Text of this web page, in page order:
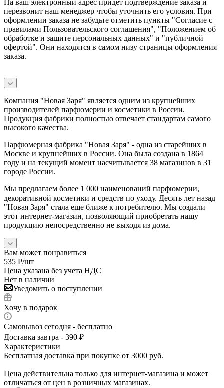
На ваш электронный адрес придет подтверждение заказа и
перезвонит наш менеджер чтобы уточнить его условия. При
оформлении заказа не забудьте отметить пункты "Согласие с
правилами Пользовательского соглашения", "Положением об
обработке и защите персональных данных" и "публичной
офертой". Они находятся в самом низу страницы оформления
заказа.
Компания "Новая Заря" является одним из крупнейших
производителей парфюмерии и косметики в России.
Продукция фабрики полностью отвечает стандартам самого
высокого качества.
Парфюмерная фабрика "Новая Заря" - одна из старейших в
Москве и крупнейших в России. Она была создана в 1864
году и на текущий момент насчитывается 38 магазинов в 31
городе России.
Мы предлагаем более 1 000 наименований парфюмерии,
декоративной косметики и средств по уходу. Десять лет назад
"Новая Заря" стала еще ближе к потребителю. Мы создали
этот интернет-магазин, позволяющий приобретать нашу
продукцию непосредственно не выходя из дома.
Вам может понравиться
535 Р/шт
Цена указана без учета НДС
Нет в наличии
Уведомить о поступлении
Хочу в подарок
Самовывоз сегодня - бесплатно
Доставка завтра - 390 ₽
Характеристики
Бесплатная доставка при покупке от 3000 руб.
Цена действительна только для интернет-магазина и может
отличаться от цен в розничных магазинах.